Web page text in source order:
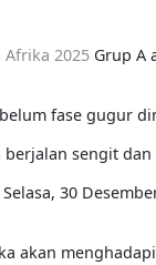
Afrika 2025 Grup A
fase gugur
sengit
30
akan